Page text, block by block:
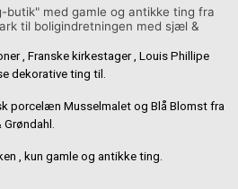
butik" med gamle og antikke ting fra
til boligindretningen med sjæl &
, Franske kirkestager , Louis Phillipe
dekorative ting til.
porcelæn Musselmalet og Blå Blomst fra
, kun gamle og antikke ting.